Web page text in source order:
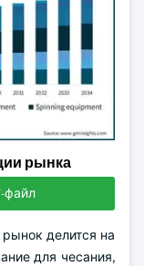
рынка
файл
делится на
для чесания,